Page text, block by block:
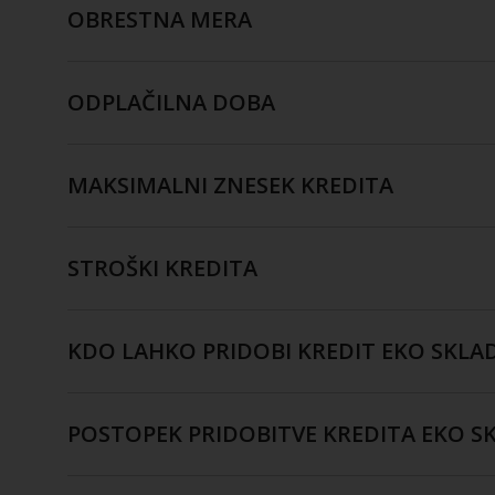
OBRESTNA MERA
ODPLAČILNA DOBA
MAKSIMALNI ZNESEK KREDITA
STROŠKI KREDITA
KDO LAHKO PRIDOBI KREDIT EKO
POSTOPEK PRIDOBITVE KREDITA EKO